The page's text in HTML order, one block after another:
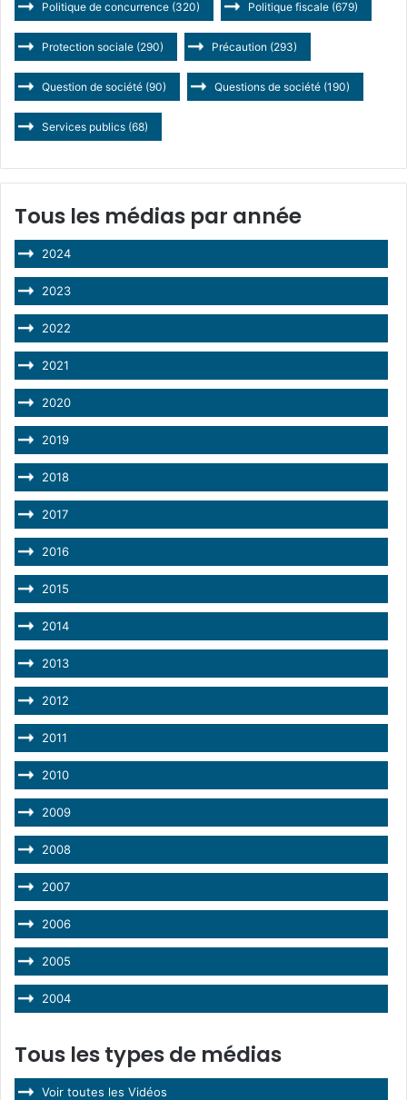
Politique de concurrence (320) Politique fiscale (679)
Protection sociale (290) Précaution (293)
Question de société (90) Questions de société (190)
Services publics (68)
Tous les médias par année
2024
2023
2022
2021
2020
2019
2018
2017
2016
2015
2014
2013
2012
2011
2010
2009
2008
2007
2006
2005
2004
Tous les types de médias
Voir toutes les Vidéos